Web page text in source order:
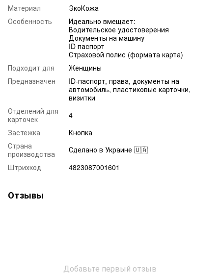
Материал
ЭкоКожа
Особенность
Идеально вмещает:
Водительское удостоверения
Документы на машину
ID паспорт
Страховой полис (формата карта)
Подходит для
Женщины
Предназначен
ID-паспорт, права, документы на
автомобиль, пластиковые карточки,
визитки
Отделений для
карточек
4
Застежка
Кнопка
Страна
производства
Сделано в Украине 🇺🇦
Штрихкод
4823087001601
Отзывы
Добавьте первый отзыв